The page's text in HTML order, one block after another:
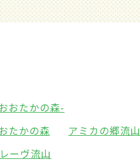
たかの森-
たかの森
アミカの郷流山
ーヴ流山